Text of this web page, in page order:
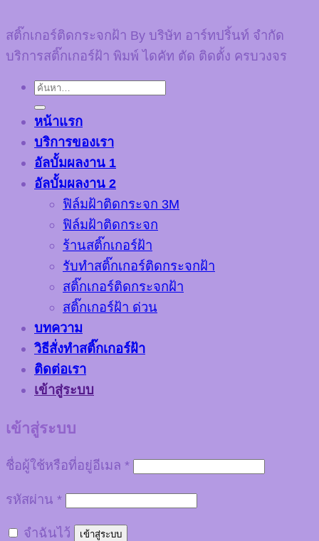
สติ๊กเกอร์ติดกระจกฝ้า By บริษัท อาร์ทปริ้นท์ จำกัด
บริการสติ๊กเกอร์ฝ้า พิมพ์ ไดคัท ตัด ติดตั้ง ครบวงจร
ค้นหา:
หน้าแรก
บริการของเรา
อัลบั้มผลงาน 1
อัลบั้มผลงาน 2
ฟิล์มฝ้าติดกระจก 3M
ฟิล์มฝ้าติดกระจก
ร้านสติ๊กเกอร์ฝ้า
รับทำสติ๊กเกอร์ติดกระจกฝ้า
สติ๊กเกอร์ติดกระจกฝ้า
สติ๊กเกอร์ฝ้า ด่วน
บทความ
วิธีสั่งทำสติ๊กเกอร์ฝ้า
ติดต่อเรา
เข้าสู่ระบบ
เข้าสู่ระบบ
ชื่อผู้ใช้หรือที่อยู่อีเมล *
รหัสผ่าน *
จำฉันไว้ เข้าสู่ระบบ